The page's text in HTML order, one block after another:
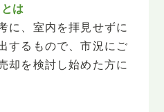
は
に、室内を拝見せずに
するもので、市況にご
却を検討し始めた方に